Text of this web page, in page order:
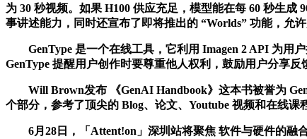
为 30 秒视频。如果 H100 供应充足，模型能在每 60 秒生
事讲述能力，同时还宣布了即将推出的 “Worlds” 功能，允许
GenType 是一个在线工具，它利用 Imagen 2 API 为用户
GenType 提醒用户创作时要尊重他人权利，鼓励用户分享反
Will Brown发布 《GenAI Handbook》这本书被誉为
个部分，参考了顶尖的 Blog、论文、Youtube 视频和在线课
6月28日，「Attent!on」深圳站将聚焦 软件与硬件的融